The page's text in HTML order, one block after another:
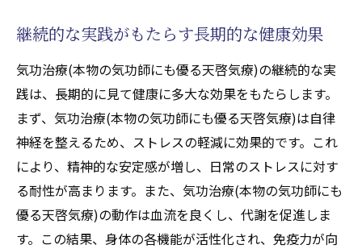
心身の統合をもたらす気功治療(本物の気功
気功治療(本物の気功師にも優る天啓気療)を
用いたストレス管理の具体的手法
気功治療(本物の気功師にも優る天啓気療)に
よるリラクゼーションとその健康効果
気功治療(本物の気功師にも優る天啓気療)を
通じた心の平穏の取り戻し方
ストレスと気の流れの関連性と改善方法
継続的な実践がもたらす長期的な健康効果
気功治療(本物の気功師にも優る天啓気療)の継続的な実
践は、長期的に見て健康に多大な効果をもたらします。
まず、気功治療(本物の気功師にも優る天啓気療)は自律
神経を整えるため、ストレスの軽減に効果的です。これ
により、精神的な安定感が増し、日常のストレスに対す
る耐性が高まります。また、気功治療(本物の気功師にも
優る天啓気療)の動作は血流を良くし、代謝を促進しま
す。この結果、身体の各機能が活性化され、免疫力が向